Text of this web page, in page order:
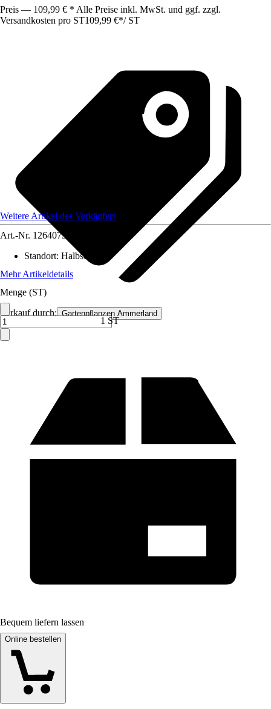
Preis — 109,99 € * Alle Preise inkl. MwSt. und ggf. zzgl.
Versandkosten pro ST109,99 €*/ ST
Verkauf durch: Gartenpflanzen Ammerland
Weitere Artikel des Verkäufers
Art.-Nr. 12640757
Standort: Halbschatten
Mehr Artikeldetails
Menge (ST)
1 ST
Bequem liefern lassen
Online bestellen